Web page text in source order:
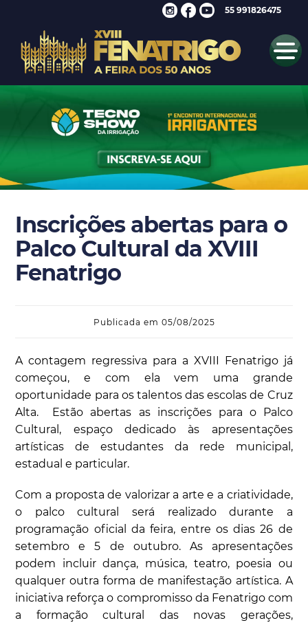
55 991826475
Inscrições abertas para o
Palco Cultural da XVIII
Fenatrigo
Publicada em 05/08/2025
A contagem regressiva para a XVIII Fenatrigo já
começou, e com ela vem uma grande
oportunidade para os talentos das escolas de Cruz
Alta. Estão abertas as inscrições para o Palco
Cultural, espaço dedicado às apresentações
artísticas de estudantes da rede municipal,
estadual e particular.
Com a proposta de valorizar a arte e a criatividade,
o palco cultural será realizado durante a
programação oficial da feira, entre os dias 26 de
setembro e 5 de outubro. As apresentações
podem incluir dança, música, teatro, poesia ou
qualquer outra forma de manifestação artística. A
iniciativa reforça o compromisso da Fenatrigo com
a formação cultural das novas gerações,